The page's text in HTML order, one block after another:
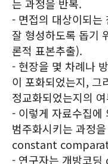
는 과정을 반복.
- 면접의 대상이되는
잘 형성하도록 돕기
론적 표본추출).
- 현장을 몇 차례나
이 포화되었는지, 그
정교화되었는지의
- 이렇게 자료수집에
범주화시키는 과정
constant
- 연구자는 개방코